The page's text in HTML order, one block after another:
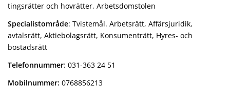
tingsrätter och hovrätter, Arbetsdomstolen
Specialistområde: Tvistemål. Arbetsrätt, Affärsjuridik,
avtalsrätt, Aktiebolagsrätt, Konsumenträtt, Hyres- och
bostadsrätt
Telefonnummer: 031-363 24 51
Mobilnummer: 0768856213